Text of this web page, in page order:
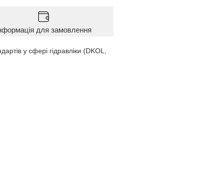
для замовлення
у сфері гідравліки (DKOL,